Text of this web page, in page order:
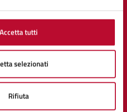
Accetta tutti
selezionati
Rifiuta